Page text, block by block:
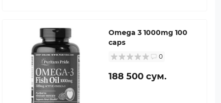
Omega 3 1000mg 100
caps
0
188 500 сум.